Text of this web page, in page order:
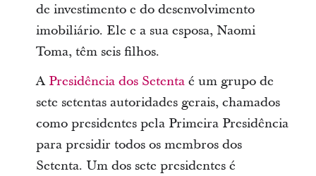
de investimento e do desenvolvimento
imobiliário. Ele e a sua esposa, Naomi
Toma, têm seis filhos.
A Presidência dos Setentaé um grupo de
sete setentas autoridades gerais, chamados
como presidentes pela Primeira Presidência
para presidir todos os membros dos
Setenta. Um dos sete presidentes é